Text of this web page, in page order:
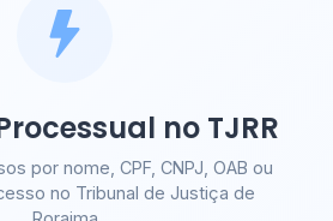
no TJRR
por nome, CPF, CNPJ, OAB ou
no Tribunal de Justiça de